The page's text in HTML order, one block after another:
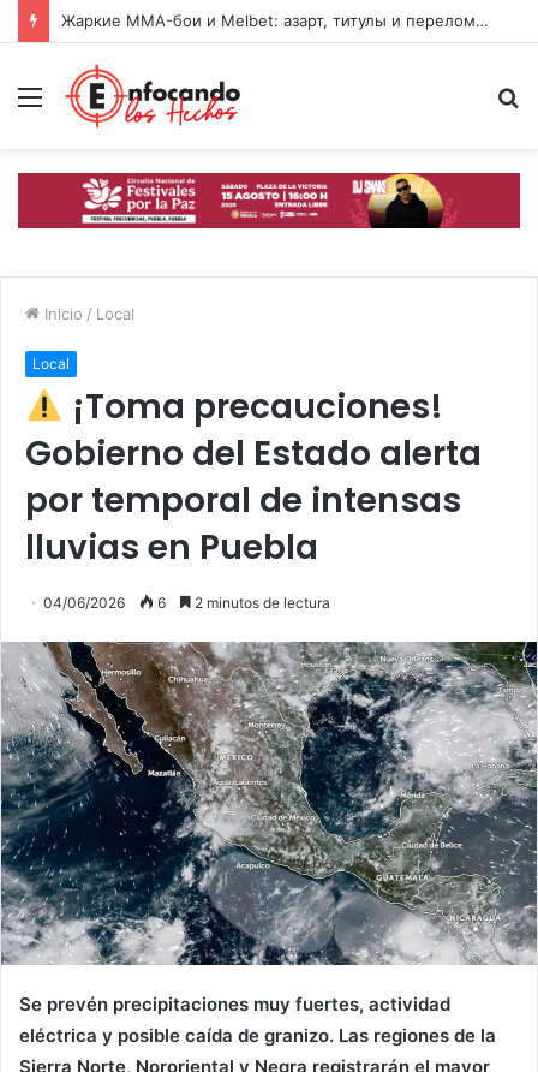
Жаркие MMA-бои и Melbet: азарт, титулы и переломы в одном коктейле
Menú
Inicio / Local
Local
¡Toma precauciones!
Gobierno del Estado alerta
por temporal de intensas
lluvias en Puebla
04/06/2026 6 2 minutos de lectura
Se prevén precipitaciones muy fuertes, actividad
eléctrica y posible caída de granizo. Las regiones de la
Sierra Norte, Nororiental y Negra registrarán el mayor